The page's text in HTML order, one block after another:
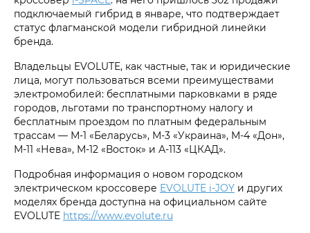
подключаемый гибрид в январе, что подтверждает
статус флагманской модели гибридной линейки
бренда.
Владельцы EVOLUTE, как частные, так и юридические
лица, могут пользоваться всеми преимуществами
электромобилей: бесплатными парковками в ряде
городов, льготами по транспортному налогу и
бесплатным проездом по платным федеральным
трассам — М-1 «Беларусь», М-3 «Украина», М-4 «Дон»,
М-11 «Нева», М-12 «Восток» и А-113 «ЦКАД».
Подробная информация о новом городском
электрическом кроссовере EVOLUTE i‑JOY и других
моделях бренда доступна на официальном сайте
EVOLUTE https://www.evolute.ru